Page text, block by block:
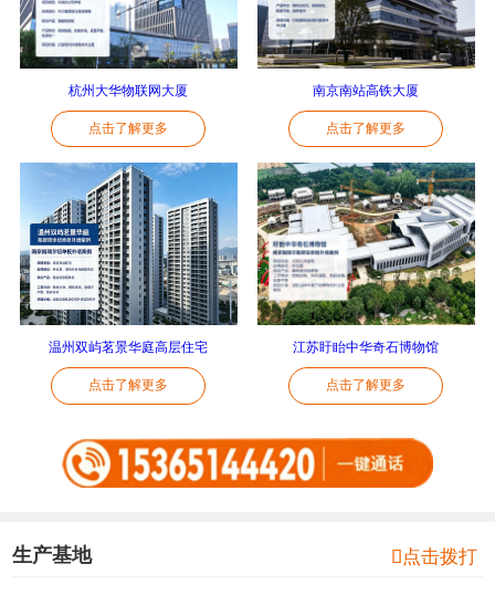
杭州大华物联网大厦
点击了解更多
南京南站高铁大厦
点击了解更多
温州双屿茗景华庭高层住宅
点击了解更多
江苏盱眙中华奇石博物馆
点击了解更多
生产基地 点击拨打